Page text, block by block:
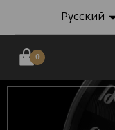
Русский
0